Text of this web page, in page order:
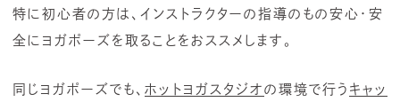
特に初心者の方は、インストラクターの指導のもの安心・安
全にヨガポーズを取ることをおススメします。
同じヨガポーズでも、 ホットヨガスタジオ の環境で行う キャッ